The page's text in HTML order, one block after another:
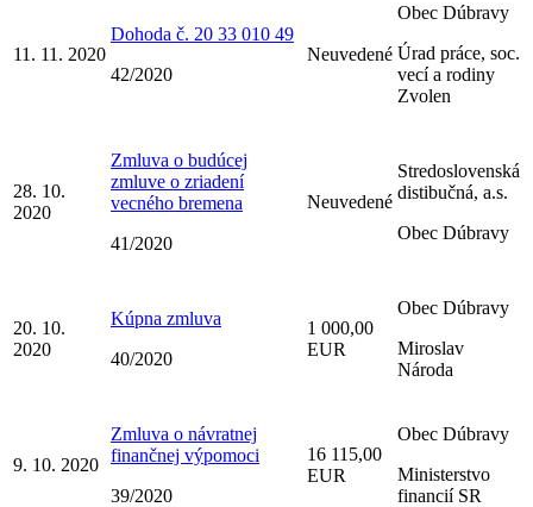
11. 11. 2020
Dohoda č. 20 33 010 49
42/2020
Neuvedené
Obec Dúbravy
Úrad práce, soc.
vecí a rodiny
Zvolen
28. 10.
2020
Zmluva o budúcej
zmluve o zriadení
vecného bremena
41/2020
Neuvedené
Stredoslovenská
distibučná, a.s.
Obec Dúbravy
20. 10.
2020
Kúpna zmluva
40/2020
1 000,00
EUR
Obec Dúbravy
Miroslav
Národa
9. 10. 2020
Zmluva o návratnej
finančnej výpomoci
39/2020
16 115,00
EUR
Obec Dúbravy
Ministerstvo
financií SR